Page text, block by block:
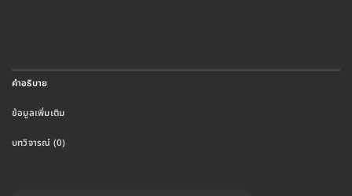
คำอธิบาย
ข้อมูลเพิ่มเติม
บทวิจารณ์ (0)